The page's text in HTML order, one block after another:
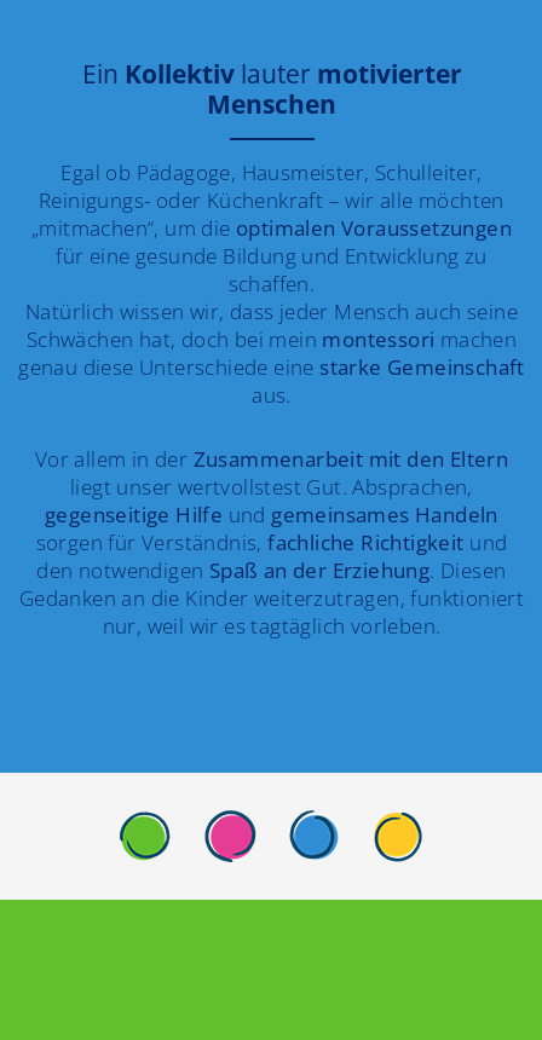
Ein Kollektivlauter motivierter
Menschen
Egal ob Pädagoge, Hausmeister, Schulleiter,
Reinigungs- oder Küchenkraft – wir alle möchten
„mitmachen“, um die optimalen Voraussetzungen
für eine gesunde Bildung und Entwicklung zu
schaffen.
Natürlich wissen wir, dass jeder Mensch auch seine
Schwächen hat, doch bei mein montessori machen
genau diese Unterschiede eine starke Gemeinschaft
aus.
Vor allem in der Zusammenarbeit mit den Eltern
liegt unser wertvollstest Gut. Absprachen,
gegenseitige Hilfe und gemeinsames Handeln
sorgen für Verständnis,fachliche Richtigkeit und
den notwendigen Spaß an der Erziehung. Diesen
Gedanken an die Kinder weiterzutragen, funktioniert
nur, weil wir es tagtäglich vorleben.